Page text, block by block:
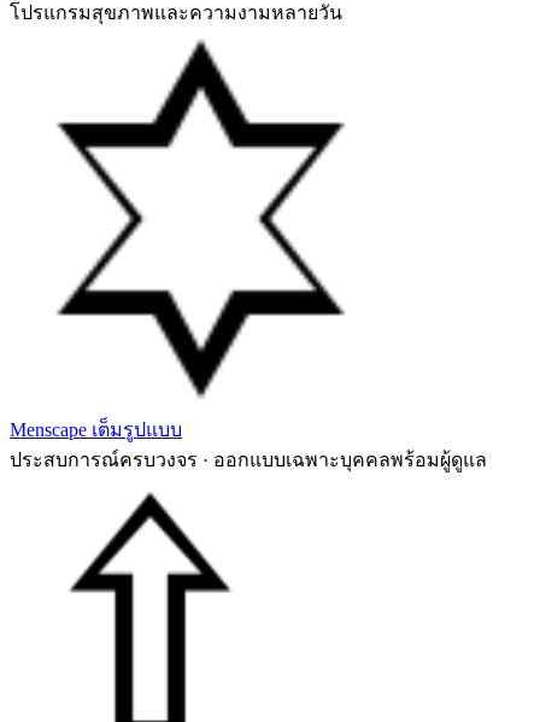
โปรแกรมสุขภาพและความงามหลายวัน
Menscape เต็มรูปแบบ
ประสบการณ์ครบวงจร · ออกแบบเฉพาะบุคคลพร้อมผู้ดูแล